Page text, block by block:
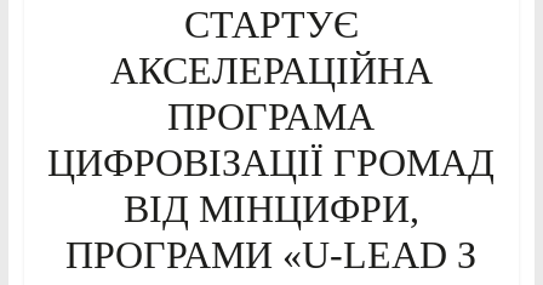
СТАРТУЄ
АКСЕЛЕРАЦІЙНА
ПРОГРАМА
ЦИФРОВІЗАЦІЇ ГРОМАД
ВІД МІНЦИФРИ,
ПРОГРАМИ «U-LEAD З